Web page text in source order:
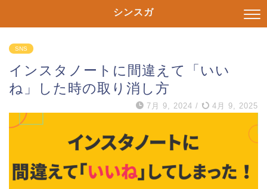
シンスガ
SNS
インスタノートに間違えて「いい
ね」した時の取り消し方
7月 9, 2024 / 4月 9, 2025